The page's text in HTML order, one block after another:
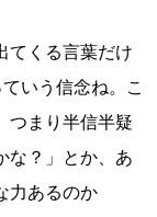
てくる言葉だけ
いう信念ね。こ
つまり半信半疑
な？」とか、あ
力あるのか